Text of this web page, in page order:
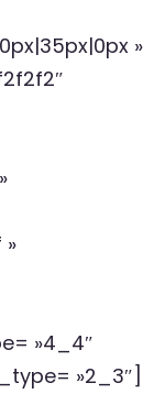
»
»4_4″
»2_3″]